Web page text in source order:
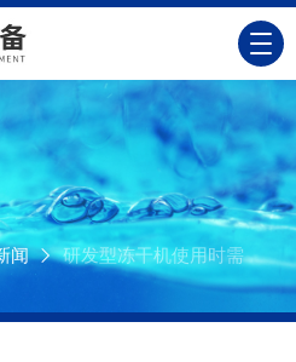
闻
研发型冻干机使用时需